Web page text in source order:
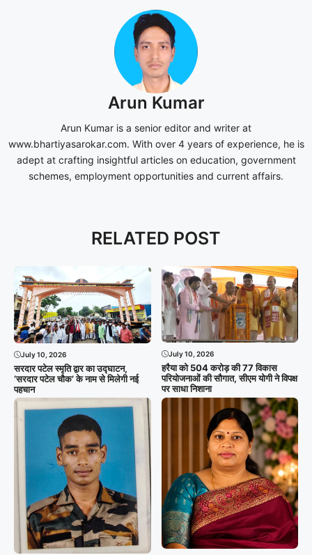
Arun Kumar
Arun Kumar is a senior editor and writer at
www.bhartiyasarokar.com. With over 4 years of experience, he is
adept at crafting insightful articles on education, government
schemes, employment opportunities and current affairs.
RELATED POST
July 10, 2026
सरदार पटेल स्मृति द्वार का उद्घाटन,
‘सरदार पटेल चौक’ के नाम से मिलेगी नई
पहचान
July 10, 2026
हरैया को 504 करोड़ की 77 विकास
परियोजनाओं की सौगात, सीएम योगी ने विपक्ष
पर साधा निशाना